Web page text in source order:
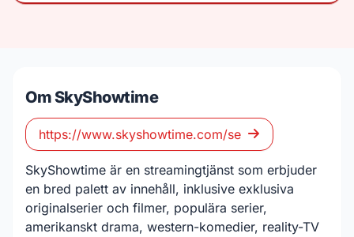
Om SkyShowtime
https://www.skyshowtime.com/se
SkyShowtime är en streamingtjänst som erbjuder
en bred palett av innehåll, inklusive exklusiva
originalserier och filmer, populära serier,
amerikanskt drama, western-komedier, reality-TV